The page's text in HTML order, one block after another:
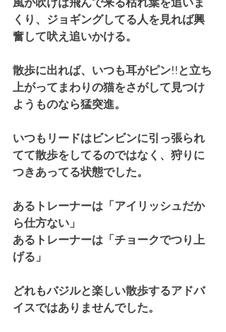
くり、ジョギングしてる人を見れば興
奮して吠え追いかける。
散歩に出れば、いつも耳がピン!!と立ち
上がってまわりの猫をさがして見つけ
ようものなら猛突進。
いつもリードはビンビンに引っ張られ
てて散歩をしてるのではなく、狩りに
つきあってる状態でした。
あるトレーナーは「アイリッシュだか
ら仕方ない」
あるトレーナーは「チョークでつり上
げる」
どれもバジルと楽しい散歩するアドバ
イスではありませんでした。